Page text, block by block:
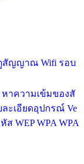
ดูสัญญาณ Wifi รอบ
หาความเข้มของสั
ละเอียดอุปกรณ์ Ve
WEP WPA WPA